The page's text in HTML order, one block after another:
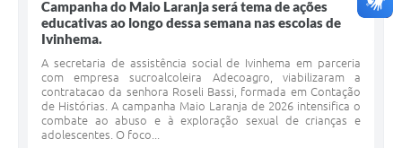
Campanha do Maio Laranja será tema de ações
educativas ao longo dessa semana nas escolas de
Ivinhema.
A secretaria de assistência social de Ivinhema em parceria
com empresa sucroalcoleira Adecoagro, viabilizaram a
contratacao da senhora Roseli Bassi, formada em Contação
de Histórias. A campanha Maio Laranja de 2026 intensifica o
combate ao abuso e à exploração sexual de crianças e
adolescentes. O foco...